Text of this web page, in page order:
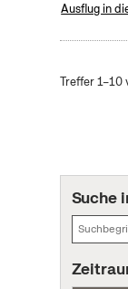
Ausflug in
Treffer 1–10
Suche